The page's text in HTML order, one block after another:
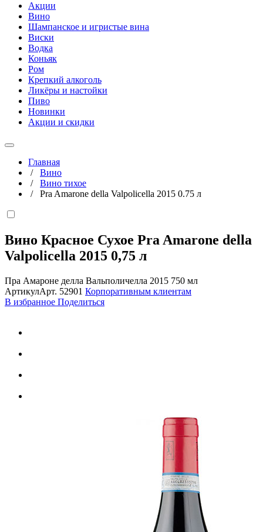
Акции
Вино
Шампанское и игристые вина
Виски
Водка
Коньяк
Ром
Крепкий алкоголь
Ликёры и настойки
Пиво
Новинки
Акции и скидки
Главная
/ Вино
/ Вино тихое
/ Pra Amarone della Valpolicella 2015 0.75 л
Вино Красное Сухое Pra Amarone della
Valpolicella 2015 0,75 л
Пра Амароне делла Вальполичелла 2015 750 мл
АртикулАрт. 52901 Корпоративным клиентам
В избранное Поделиться